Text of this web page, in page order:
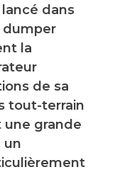
dans
dumper
la
de sa
tout-terrain
une grande
un